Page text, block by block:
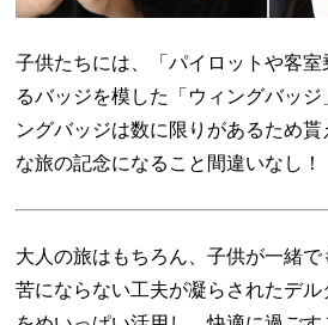
子供たちには、「パイロットや客
るバッジを模した「ウィングバッ
ングバッジは数に限りがあるため貰
な旅の記念になること間違いなし！
大人の旅はもちろん、子供が一緒
苦にならない工夫が凝らされたデ